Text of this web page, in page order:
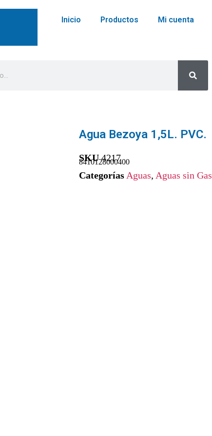
Inicio Productos Mi cuenta
Agua Bezoya 1,5L. PVC.
8410128000400
SKU4217
Categorías Aguas, Aguas sin Gas